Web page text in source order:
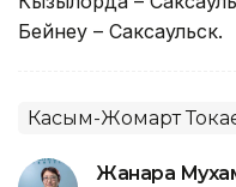
Бейнеу – Саксаульск.
Касым-Жомарт
Жанара